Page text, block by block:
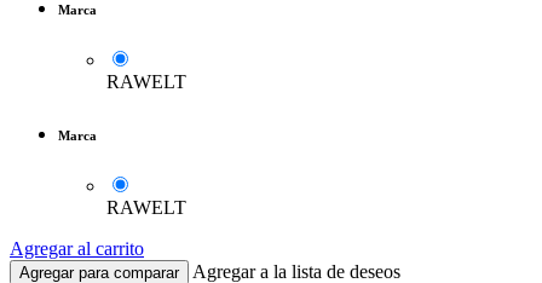
Marca
RAWELT
Marca
RAWELT
Agregar al carrito
Agregar para comparar
Agregar a la lista de deseos